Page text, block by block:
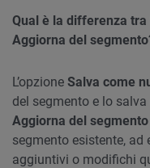
Qual è la differenza
Aggiorna del
L’opzione Salva come
del segmento e lo salva
Aggiorna del segmento
segmento esistente,
aggiuntivi o modifichi